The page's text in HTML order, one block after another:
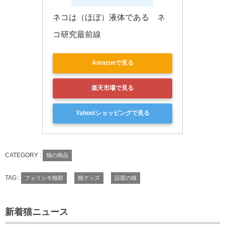
ネコは（ほぼ）液体である　ネ
コ研究最前線
Amazonで見る
楽天市場で見る
Yahoo!ショッピングで見る
CATEGORY : 猫の商品
TAG : フェリシモ猫部 猫グッズ 話題の猫
新着猫ニュース